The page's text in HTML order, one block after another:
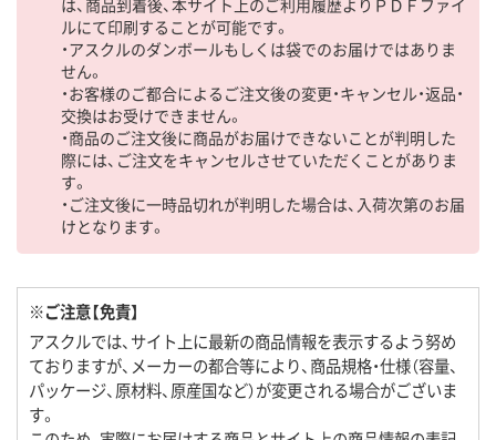
は、商品到着後、本サイト上のご利用履歴よりＰＤＦファイ
ルにて印刷することが可能です。
・アスクルのダンボールもしくは袋でのお届けではありま
せん。
・お客様のご都合によるご注文後の変更・キャンセル・返品・
交換はお受けできません。
・商品のご注文後に商品がお届けできないことが判明した
際には、ご注文をキャンセルさせていただくことがありま
す。
・ご注文後に一時品切れが判明した場合は、入荷次第のお届
けとなります。
※ご注意【免責】
アスクルでは、サイト上に最新の商品情報を表示するよう努め
ておりますが、メーカーの都合等により、商品規格・仕様（容量、
パッケージ、原材料、原産国など）が変更される場合がございま
す。